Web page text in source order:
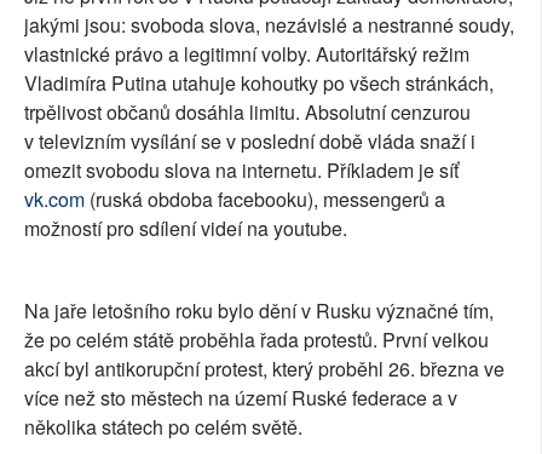
RUBRIKY
PLNÁ VERZE STRÁNEK
jakými jsou: svoboda slova, nezávislé a nestranné soudy,
vlastnické právo a legitimní volby. Autoritářský režim
Vladimíra Putina utahuje kohoutky po všech stránkách,
trpělivost občanů dosáhla limitu. Absolutní cenzurou
v televizním vysílání se v poslední době vláda snaží i
omezit svobodu slova na internetu. Příkladem je síť
vk.com (ruská obdoba facebooku), messengerů a
možností pro sdílení videí na youtube.
Na jaře letošního roku bylo dění v Rusku význačné tím,
že po celém státě proběhla řada protestů. První velkou
akcí byl antikorupční protest, který proběhl 26. března ve
více než sto městech na území Ruské federace a v
několika státech po celém světě.